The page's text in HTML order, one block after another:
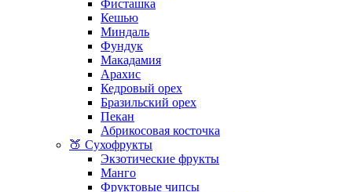
Фисташка
Кешью
Миндаль
Фундук
Макадамия
Арахис
Кедровый орех
Бразильский орех
Пекан
Абрикосовая косточка
🍑 Сухофрукты
Экзотические фрукты
Манго
Фруктовые чипсы